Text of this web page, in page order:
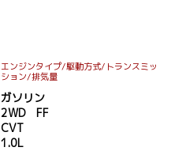
エンジンタイプ/駆動方式/ トランスミッ
ション/排気量
ガソリン
2WD FF
CVT
1.0L